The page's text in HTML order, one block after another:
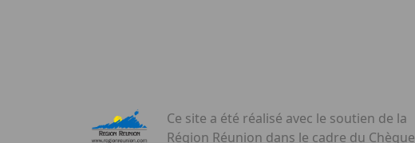
Ce site a été réalisé avec le soutien de la
Région Réunion dans le cadre du Chèque